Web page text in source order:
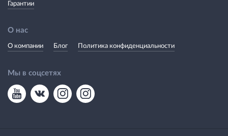
Гарантии
О нас
О компании Блог Политика конфиденциальности
Мы в соцсетях